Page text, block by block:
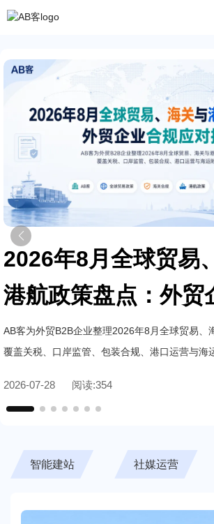
2026年8月全球贸易
港航政策盘点：外贸
应对指南
AB客为外贸B2B企业整理2026年8月全球贸易、
覆盖关税、口岸监管、包装合规、港口运营与海
2026-07-28 阅读:354
智能建站 社媒运营